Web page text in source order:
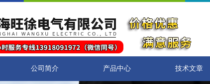
公司简介 产品中心 技术文章